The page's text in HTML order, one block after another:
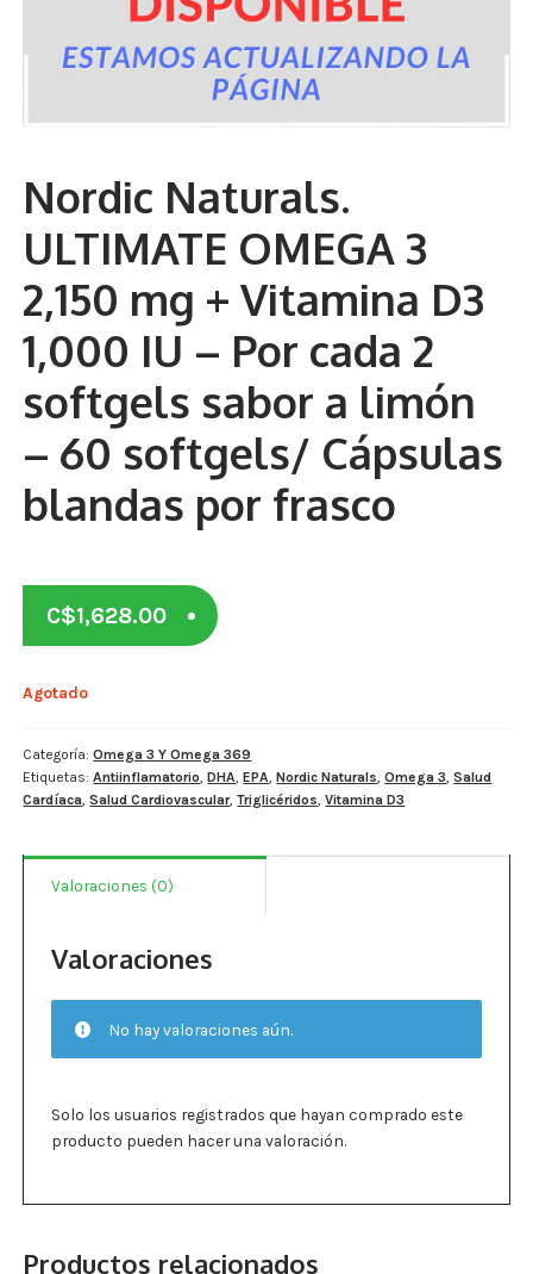
Para Mujeres
Salud Ósea y Articular
Otros
Antioxidantes
NaturalSlim
Cabello, Piel y Uñas
Sueño
Omega 3 Y Omega 369
Niños
Para Hombres
Control Del Peso
Aminoácidos
Salud Visual
Multivitaminas Adultos 50 Años A Más
Multivitaminas Niños
Nordic Naturals.
ULTIMATE OMEGA 3
2,150 mg + Vitamina D3
1,000 IU – Por cada 2
softgels sabor a limón
– 60 softgels/ Cápsulas
blandas por frasco
C$1,628.00
Agotado
Categoría:Omega 3 Y Omega 369
Etiquetas:Antiinflamatorio,DHA,EPA,Nordic Naturals,Omega 3,Salud
Cardíaca,Salud Cardiovascular,Triglicéridos,Vitamina D3
Valoraciones (0)
Valoraciones
No hay valoraciones aún.
Solo los usuarios registrados que hayan comprado este
producto pueden hacer una valoración.
Productos relacionados